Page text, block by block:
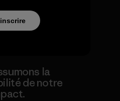
Ironclad
la
de notre